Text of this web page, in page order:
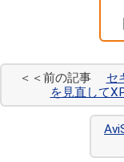
＜＜前の記事 セ
を見直して